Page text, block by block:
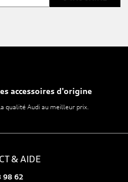
accessoires d'origine
qualité Audi au meilleur prix.
& AIDE
98 62